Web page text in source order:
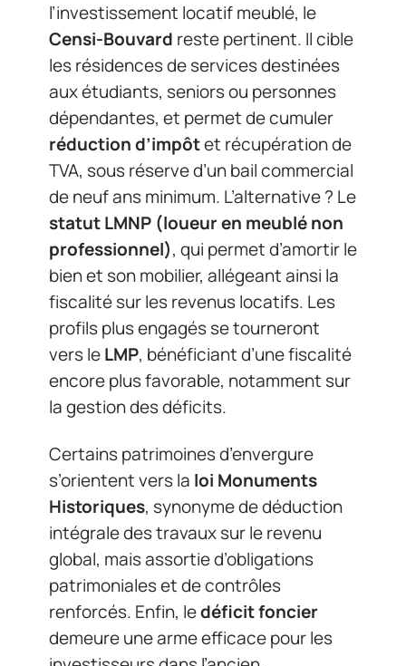
l’investissement locatif meublé, le
Censi-Bouvard reste pertinent. Il cible
les résidences de services destinées
aux étudiants, seniors ou personnes
dépendantes, et permet de cumuler
réduction d’impôtet récupération de
TVA, sous réserve d’un bail commercial
de neuf ans minimum. L’alternative ? Le
statut LMNP (loueur en meublé non
professionnel), qui permet d’amortir le
bien et son mobilier, allégeant ainsi la
fiscalité sur les revenus locatifs. Les
profils plus engagés se tourneront
vers leLMP, bénéficiant d’une fiscalité
encore plus favorable, notamment sur
la gestion des déficits.
Certains patrimoines d’envergure
s’orientent vers la loi Monuments
Historiques, synonyme de déduction
intégrale des travaux sur le revenu
global, mais assortie d’obligations
patrimoniales et de contrôles
renforcés. Enfin, ledéficit foncier
demeure une arme efficace pour les